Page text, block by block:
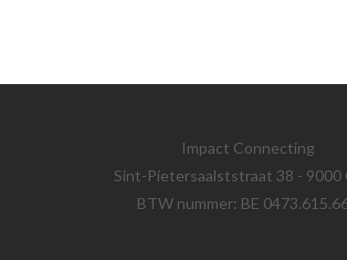
Impact Connecting
Sint-Pietersaalststraat 38 - 9000
BTW nummer: BE